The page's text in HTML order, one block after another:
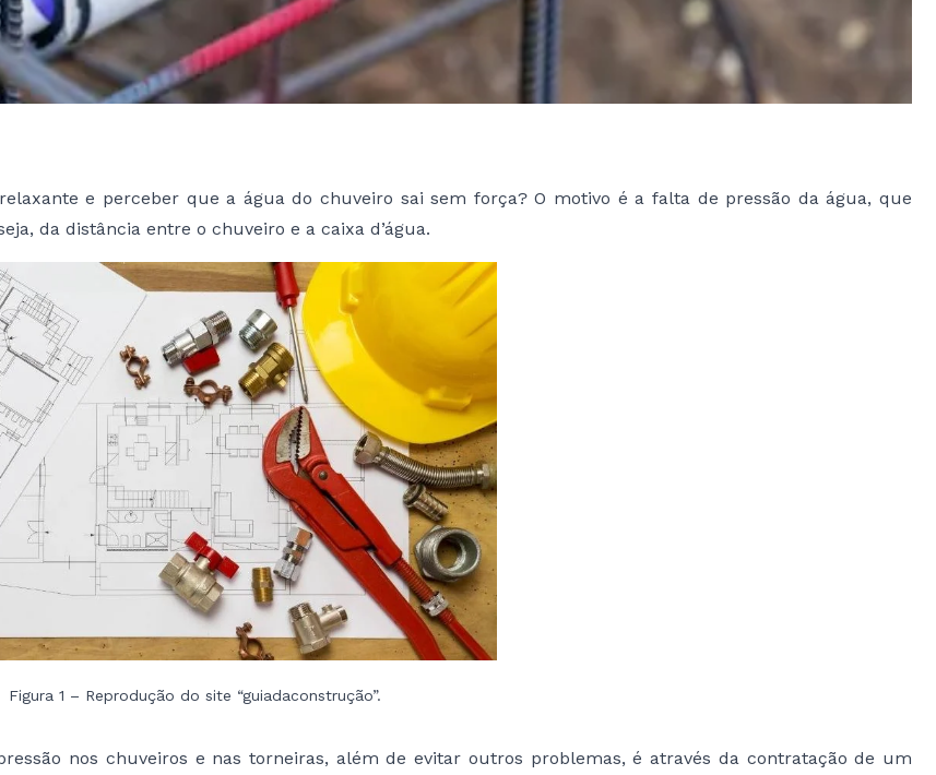
e perceber que a água do chuveiro sai sem força? O motivo é a falta de pressão da água, que
da distância entre o chuveiro e a caixa d’água.
Figura 1 – Reprodução do site “guiadaconstrução”.
nos chuveiros e nas torneiras, além de evitar outros problemas, é através da contratação de um